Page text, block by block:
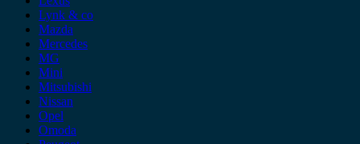
Lynk & co
Mazda
Mercedes
MG
Mini
Mitsubishi
Nissan
Opel
Omoda